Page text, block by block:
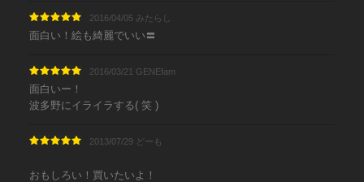
2016/04/05 みたらし
面白い！絵も綺麗でいい〓
2016/03/21 GENEfam
面白いー！
波多野にイライラする( 笑 )
2013/07/29 どーも
おもしろい！買いたいよ！